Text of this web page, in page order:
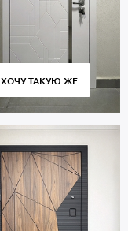
ХОЧУ ТАКУЮ ЖЕ